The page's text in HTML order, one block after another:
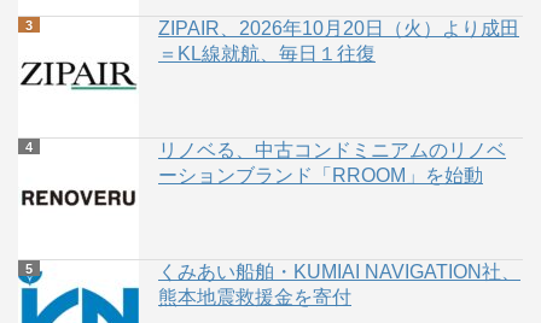
ZIPAIR、2026年10月20日（火）より成田
＝KL線就航、毎日１往復
リノベる、中古コンドミニアムのリノベ
ーションブランド「RROOM」を始動
くみあい船舶・KUMIAI NAVIGATION社、
熊本地震救援金を寄付